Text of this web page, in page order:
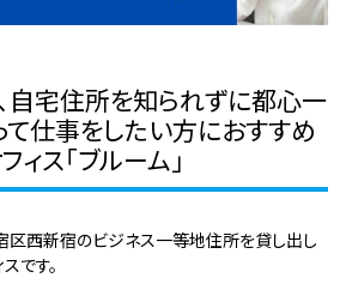
自宅住所を知られずに都心一
仕事をしたい方におすすめ
ィス「ブルーム」
区西新宿のビジネス一等地住所を貸し出し
です。